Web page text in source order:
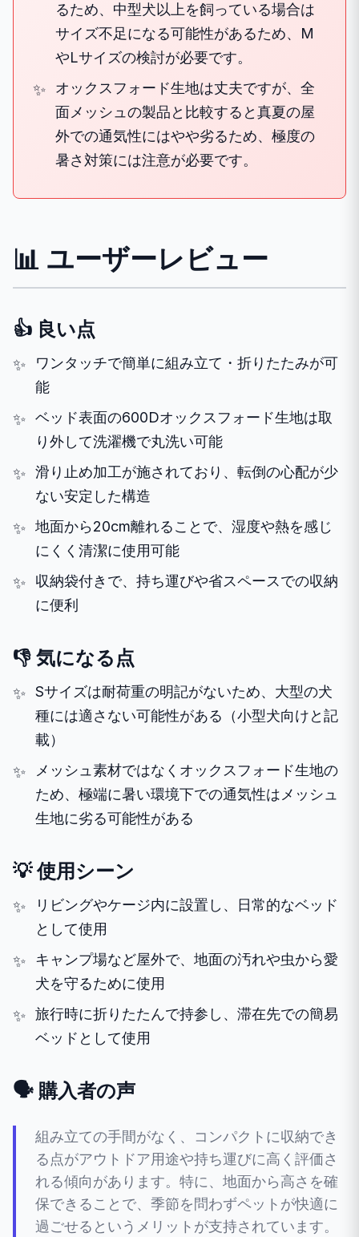
るため、中型犬以上を飼っている場合は
サイズ不足になる可能性があるため、M
やLサイズの検討が必要です。
オックスフォード生地は丈夫ですが、全
面メッシュの製品と比較すると真夏の屋
外での通気性にはやや劣るため、極度の
暑さ対策には注意が必要です。
📊 ユーザーレビュー
👍 良い点
ワンタッチで簡単に組み立て・折りたたみが可
能
ベッド表面の600Dオックスフォード生地は取
り外して洗濯機で丸洗い可能
滑り止め加工が施されており、転倒の心配が少
ない安定した構造
地面から20cm離れることで、湿度や熱を感じ
にくく清潔に使用可能
収納袋付きで、持ち運びや省スペースでの収納
に便利
👎 気になる点
Sサイズは耐荷重の明記がないため、大型の犬
種には適さない可能性がある（小型犬向けと記
載）
メッシュ素材ではなくオックスフォード生地の
ため、極端に暑い環境下での通気性はメッシュ
生地に劣る可能性がある
💡 使用シーン
リビングやケージ内に設置し、日常的なベッド
として使用
キャンプ場など屋外で、地面の汚れや虫から愛
犬を守るために使用
旅行時に折りたたんで持参し、滞在先での簡易
ベッドとして使用
🗣️ 購入者の声
組み立ての手間がなく、コンパクトに収納でき
る点がアウトドア用途や持ち運びに高く評価さ
れる傾向があります。特に、地面から高さを確
保できることで、季節を問わずペットが快適に
過ごせるというメリットが支持されています。